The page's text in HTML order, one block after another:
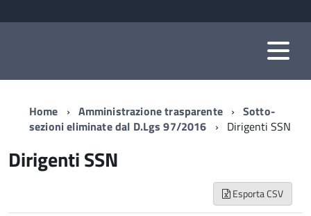
Home Amministrazione trasparente
Sotto-
sezioni eliminate dal D.Lgs 97/2016
Dirigenti SSN
Dirigenti SSN
Esporta CSV